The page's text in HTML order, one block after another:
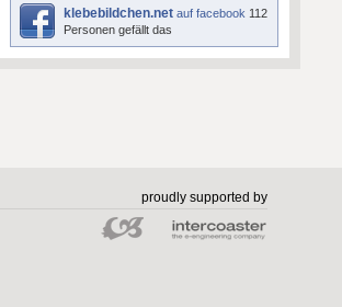
klebebildchen.netauf facebook 112
Personen gefällt das
proudly supported by